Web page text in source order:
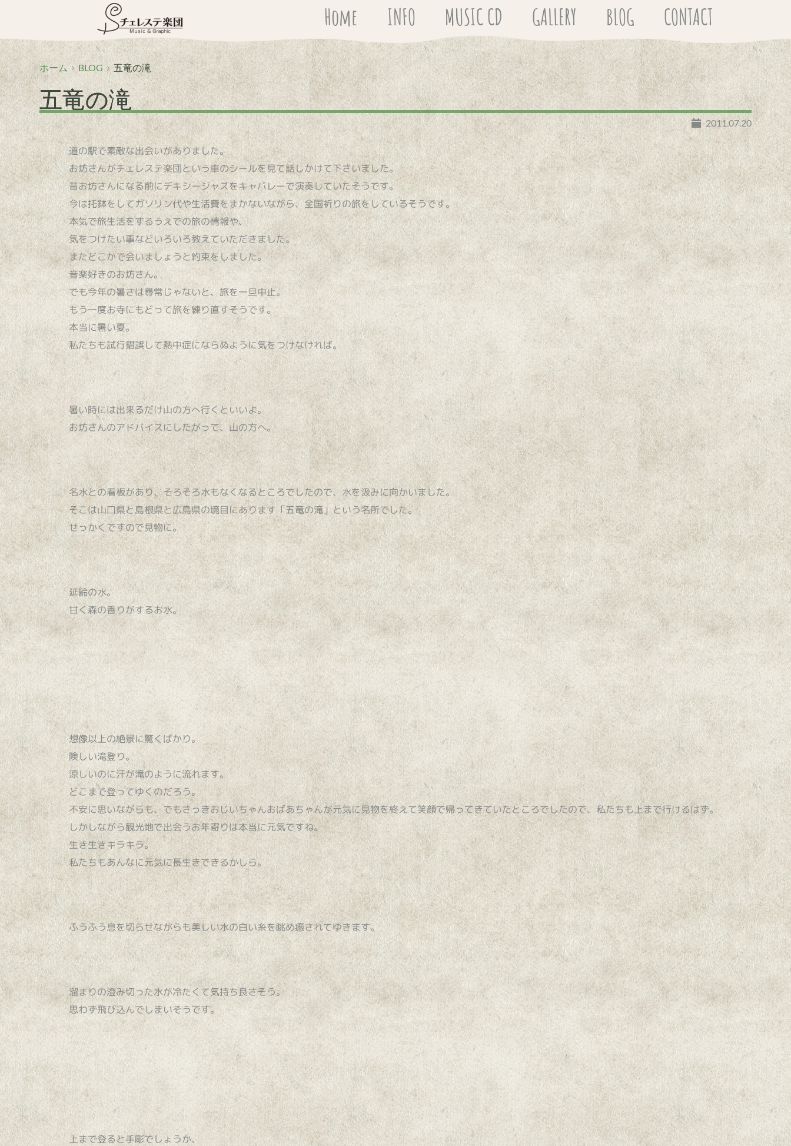
ン
ツ
へ
ス
キ
ッ
プ
Home INFO MUSIC CD GALLERY BLOG CONTACT
ホーム BLOG 五竜の滝
五竜の滝
2011.07.20
道の駅で素敵な出会いがありました。
お坊さんがチェレステ楽団という車のシールを見て話しかけて下さいました。
昔お坊さんになる前にデキシージャズをキャバレーで演奏していたそうです。
今は托鉢をしてガソリン代や生活費をまかないながら、全国祈りの旅をしているそうです。
本気で旅生活をするうえでの旅の情報や、
気をつけたい事などいろいろ教えていただきました。
またどこかで会いましょうと約束をしました。
音楽好きのお坊さん。
でも今年の暑さは尋常じゃないと、旅を一旦中止。
もう一度お寺にもどって旅を練り直すそうです。
本当に暑い夏。
私たちも試行錯誤して熱中症にならぬように気をつけなければ。
暑い時には出来るだけ山の方へ行くといいよ。
お坊さんのアドバイスにしたがって、山の方へ。
名水との看板があり、そろそろ水もなくなるところでしたので、水を汲みに向かいました。
そこは山口県と島根県と広島県の境目にあります「五竜の滝」という名所でした。
せっかくですので見物に。
延齢の水。
甘く森の香りがするお水。
想像以上の絶景に驚くばかり。
険しい滝登り。
涼しいのに汗が滝のように流れます。
どこまで登ってゆくのだろう。
不安に思いながらも、でもさっきおじいちゃんおばあちゃんが元気に見物を終えて笑顔で帰ってきていたところでしたので、私たちも上まで行けるはず。
しかしながら観光地で出会うお年寄りは本当に元気ですね。
生き生きキラキラ。
私たちもあんなに元気に長生きできるかしら。
ふうふう息を切らせながらも美しい水の白い糸を眺め癒されてゆきます。
溜まりの澄み切った水が冷たくて気持ち良さそう。
思わず飛び込んでしまいそうです。
上まで登ると手彫でしょうか、